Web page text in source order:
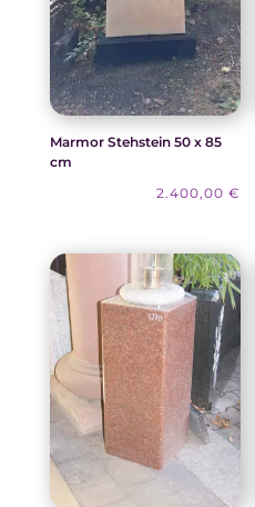
Marmor Stehstein 50 x 85
cm
2.400,00 €